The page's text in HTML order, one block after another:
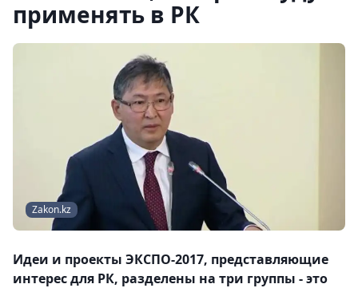
применять в РК
Zakon.kz
Идеи и проекты ЭКСПО-2017, представляющие
интерес для РК, разделены на три группы - это